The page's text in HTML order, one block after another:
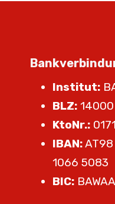
Institut:
BLZ: 14000
KtoNr.:
IBAN:
1066 5083
BIC: